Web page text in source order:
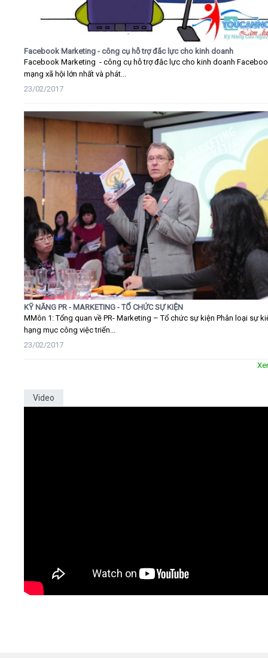
Facebook Marketing - công cụ hỗ trợ đắc lực cho kinh doanh
Facebook Marketing - công cụ hỗ trợ đắc lực cho kinh doanh
mạng xã hội lớn nhất và phát...
23/02/2017
KỸ NĂNG PR - MARKETING - TỔ CHỨC SỰ KIỆN
MMôn 1: Tổng quan về PR- Marketing – Tổ chức sự kiện Phân loại sự
hạng mục công việc triển...
23/02/2017
Video